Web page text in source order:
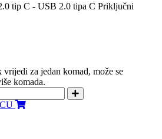
tip C - USB 2.0 tipa C Priključni
za jedan komad, može se
komada.